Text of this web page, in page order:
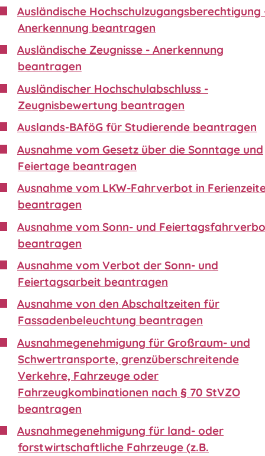
Ausländische Hochschulzugangsberechtigung
Anerkennung beantragen
Ausländische Zeugnisse - Anerkennung
beantragen
Ausländischer Hochschulabschluss -
Zeugnisbewertung beantragen
Auslands-BAföG für Studierende beantragen
Ausnahme vom Gesetz über die Sonntage und
Feiertage beantragen
Ausnahme vom LKW-Fahrverbot in
beantragen
Ausnahme vom Sonn- und
beantragen
Ausnahme vom Verbot der Sonn- und
Feiertagsarbeit beantragen
Ausnahme von den Abschaltzeiten für
Fassadenbeleuchtung beantragen
Ausnahmegenehmigung für Großraum- und
Schwertransporte, grenzüberschreitende
Verkehre, Fahrzeuge oder
Fahrzeugkombinationen nach § 70 StVZO
beantragen
Ausnahmegenehmigung für land- oder
forstwirtschaftliche Fahrzeuge (z.B.